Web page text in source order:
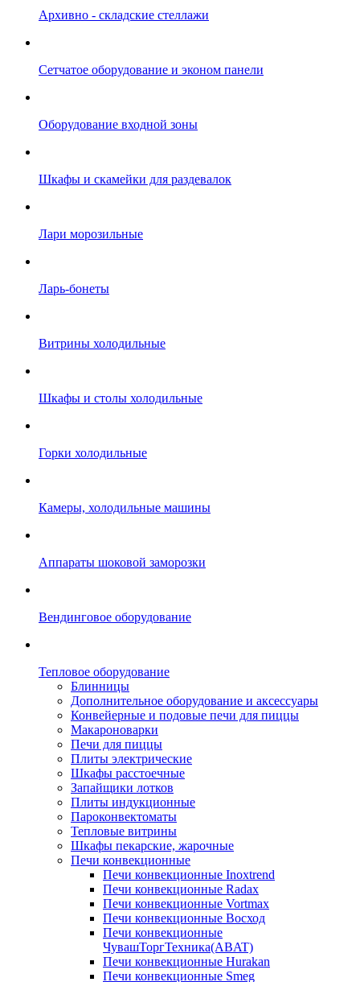
Архивно - складские стеллажи
Сетчатое оборудование и эконом панели
Оборудование входной зоны
Шкафы и скамейки для раздевалок
Лари морозильные
Ларь-бонеты
Витрины холодильные
Шкафы и столы холодильные
Горки холодильные
Камеры, холодильные машины
Аппараты шоковой заморозки
Вендинговое оборудование
Тепловое оборудование
Блинницы
Дополнительное оборудование и аксессуары
Конвейерные и подовые печи для пиццы
Макароноварки
Печи для пиццы
Плиты электрические
Шкафы расстоечные
Запайщики лотков
Плиты индукционные
Пароконвектоматы
Тепловые витрины
Шкафы пекарские, жарочные
Печи конвекционные
Печи конвекционные Inoxtrend
Печи конвекционные Radax
Печи конвекционные Vortmax
Печи конвекционные Восход
Печи конвекционные
ЧувашТоргТехника(ABAT)
Печи конвекционные Hurakan
Печи конвекционные Smeg